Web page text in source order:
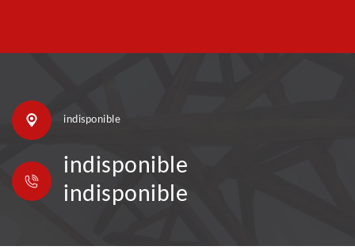
indisponible
indisponible
indisponible